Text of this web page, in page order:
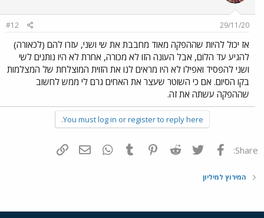
29/11/20
#12
אז יכול להיות שההפקה מאוד מחבבת את שי ושני, עזרו להם (לכאורה)
להגיע עד הלום, אבל העונה הזו לא מכורה, אחרת לא היו נותנים לשי
ושני להפסיד ואפילו לא היו מראים לנו את הזוית המוצלחת של המצלמות
בקו הסיום. אם כי השוטר שעצר את האחים גרם לי ממש לחשוב
שההפקה עשתה את זה.
You must log in or register to reply here.
Share: פייסבוק Twitter
Reddit
Pinterest
Tumblr
WhatsAppדואר אלקטרוני
המירוץ למיליון